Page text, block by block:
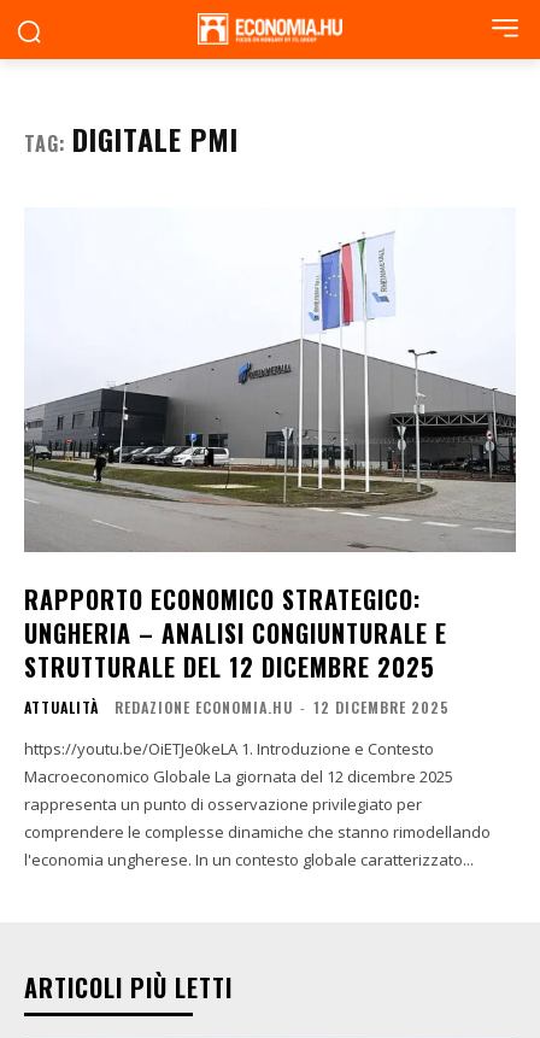
TAG: DIGITALE PMI
RAPPORTO ECONOMICO STRATEGICO:
UNGHERIA – ANALISI CONGIUNTURALE E
STRUTTURALE DEL 12 DICEMBRE 2025
ATTUALITÀ REDAZIONE ECONOMIA.HU - 12 DICEMBRE 2025
https://youtu.be/OiETJe0keLA 1. Introduzione e Contesto
Macroeconomico Globale La giornata del 12 dicembre 2025
rappresenta un punto di osservazione privilegiato per
comprendere le complesse dinamiche che stanno rimodellando
l'economia ungherese. In un contesto globale caratterizzato...
ARTICOLI PIÙ LETTI